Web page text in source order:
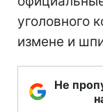
уголовного
измене и
Не